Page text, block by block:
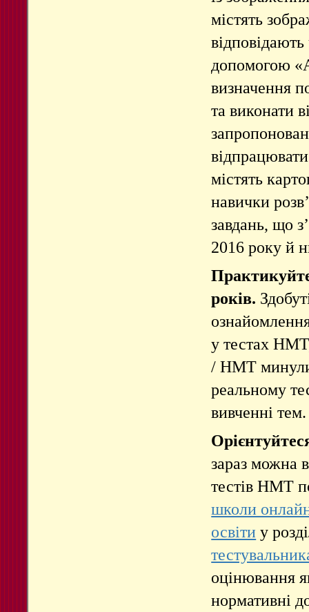
містять
допомогою
визначення
та виконати
містять
навички
завдань, що
2016 року й
років.
у тестах
/ НМТ
реальному
вивченні тем.
заразможна
тестів НМТ
школи
освіти у
оцінювання
нормативні